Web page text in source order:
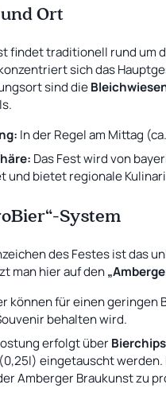
Ort
findet traditionell rund um
sich das
sind die
In der Regel am Mittag
Das Fest wird von
und bietet regionale
System
des Festes ist das
man hier auf den
können für einen geringen
behalten wird.
erfolgt über Bierchips
eingetauscht
Amberger Braukunst zu